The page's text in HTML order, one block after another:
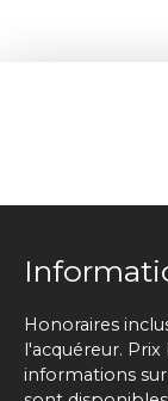
Honoraires
l'acquéreur.
informations